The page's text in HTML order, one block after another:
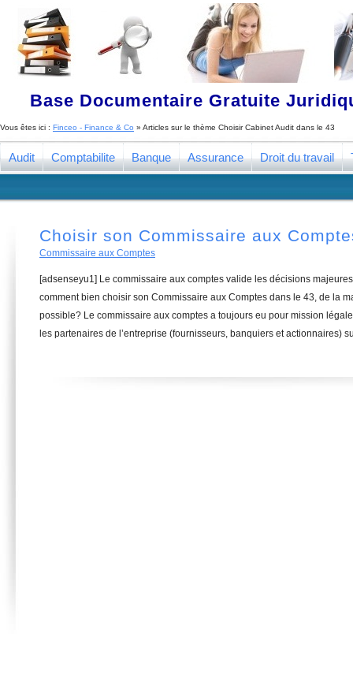
Base Documentaire Gratuite
Vous êtes ici : Finceo - Finance & Co » Articles sur le thème Choisir Cabinet Audit dans le 43
Audit Comptabilite Banque Assurance Droit du travail
Choisir son Commissaire aux
Commissaire aux Comptes
[adsenseyu1] Le commissaire aux comptes valide les décisions
comment bien choisir son Commissaire aux Comptes dans le 43, de la
possible? Le commissaire aux comptes a toujours eu pour mission
les partenaires de l’entreprise (fournisseurs, banquiers et actionnaires)